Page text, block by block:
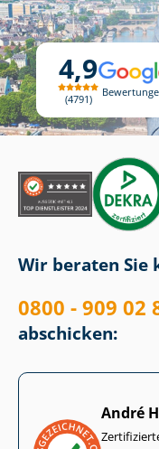
4,9
4791
Wir beraten Sie
0800 - 909 02
abschicken:
André